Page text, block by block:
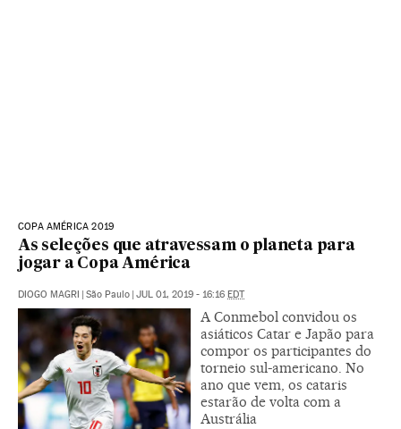
COPA AMÉRICA 2019
As seleções que atravessam o planeta para
jogar a Copa América
DIOGO MAGRI São Paulo JUL 01, 2019 - 16:16 EDT
A Conmebol convidou os
asiáticos Catar e Japão para
compor os participantes do
torneio sul-americano. No
ano que vem, os cataris
estarão de volta com a
Austrália